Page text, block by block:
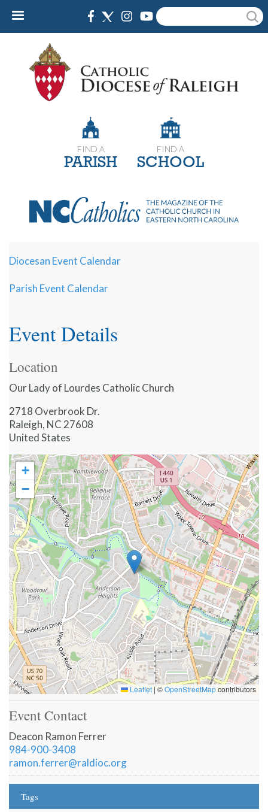
Skip
content
Search
FIND A
PARISH
FIND A
SCHOOL
Diocesan Event Calendar
Parish Event Calendar
Event Details
Location
Our Lady of Lourdes Catholic Church
2718 Overbrook Dr.
Raleigh, NC27608
United States
+
−
Leaflet| ©OpenStreetMapcontributors
Event Contact
Deacon Ramon Ferrer
984-900-3408
ramon.ferrer@raldioc.org
Tags